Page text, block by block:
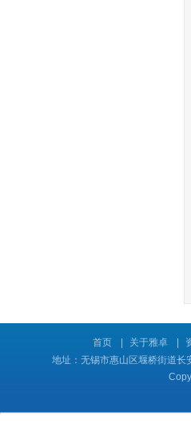
首页 关于雅卓
地址：无锡市惠山区堰桥街道